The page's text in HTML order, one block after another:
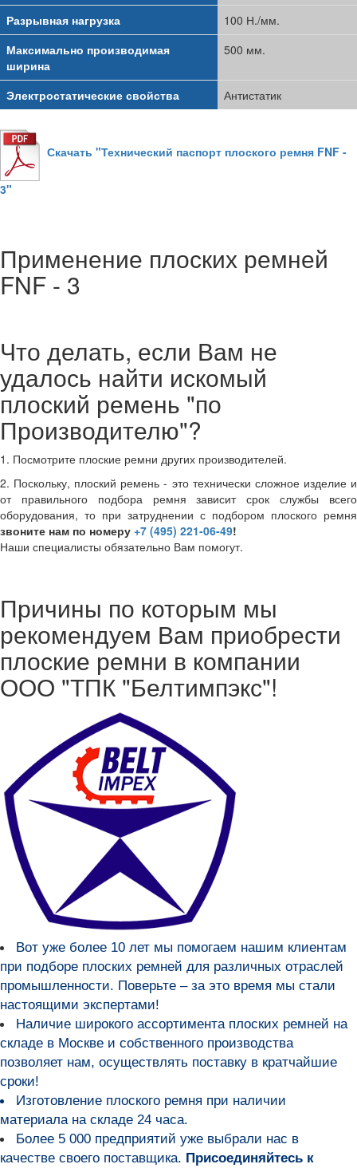
Разрывная нагрузка
100 Н./мм.
Максимально производимая
ширина
500 мм.
Электростатические свойства Антистатик
Скачать "Технический паспорт плоского ремня FNF -
3"
Применение плоских ремней
FNF - 3
Что делать, если Вам не
удалось найти искомый
плоский ремень "по
Производителю"?
1. Посмотрите плоские ремни других производителей.
2. Поскольку, плоский ремень - это технически сложное изделие и
от правильного подбора ремня зависит срок службы всего
оборудования, то при затруднении с подбором плоского ремня
звоните нам по номеру +7 (495) 221-06-49!
Наши специалисты обязательно Вам помогут.
Причины по которым мы
рекомендуем Вам приобрести
плоские ремни в компании
ООО "ТПК "Белтимпэкс"!
Вот уже более 10 лет мы помогаем нашим клиентам
при подборе плоских ремней для различных отраслей
промышленности. Поверьте – за это время мы стали
настоящими экспертами!
Наличие широкого ассортимента плоских ремней на
складе в Москве и собственного производства
позволяет нам, осуществлять поставку в кратчайшие
сроки!
Изготовление плоского ремня при наличии
материала на складе 24 часа.
Более 5 000 предприятий уже выбрали нас в
качестве своего поставщика. Присоединяйтесь к